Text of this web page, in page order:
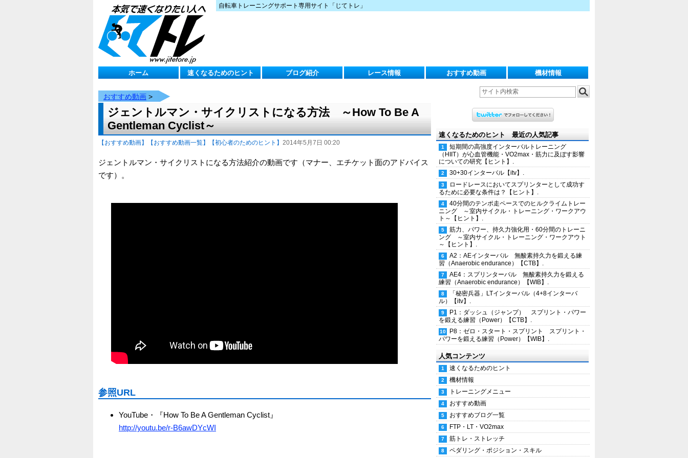
自転車トレーニングサポート専用サイト「じてトレ」
ホーム 速くなるためのヒント ブログ紹介 レース情報 おすすめ動画 機材情報
おすすめ動画 >
ジェントルマン・サイクリストになる方法 ～How To Be A
Gentleman Cyclist～
【おすすめ動画】 【おすすめ動画一覧】 【初心者のためのヒント】 2014年5月7日 00:20
ジェントルマン・サイクリストになる方法紹介の動画です（マナー、エチケット面のアドバイス
です）。
参照URL
YouTube・『How To Be A Gentleman Cyclist』
http://youtu.be/r-B6awDYcWI
速くなるためのヒント 最近の人気記事
短期間の高強度インターバルトレーニング
（HIIT）が心血管機能・VO2max・筋力に及ぼす影響
についての研究【ヒント】.
30+30インターバル【itv】.
ロードレースにおいてスプリンターとして成功す
るために必要な条件は？【ヒント】.
40分間のテンポ走ペースでのヒルクライムトレー
ニング ～室内サイクル・トレーニング・ワークアウ
ト～【ヒント】.
筋力、パワー、持久力強化用・60分間のトレーニ
ング ～室内サイクル・トレーニング・ワークアウト
～【ヒント】.
A2：AEインターバル 無酸素持久力を鍛える練
習（Anaerobic endurance）【CTB】.
AE4：スプリンターバル 無酸素持久力を鍛える
練習（Anaerobic endurance）【WIB】.
「秘密兵器」LTインターバル（4+8インターバ
ル）【itv】.
P1：ダッシュ（ジャンプ） スプリント・パワー
を鍛える練習（Power）【CTB】.
P8：ゼロ・スタート・スプリント スプリント・
パワーを鍛える練習（Power）【WIB】.
人気コンテンツ
速くなるためのヒント
機材情報
トレーニングメニュー
おすすめ動画
おすすめブログ一覧
FTP・LT・VO2max
筋トレ・ストレッチ
ペダリング・ポジション・スキル